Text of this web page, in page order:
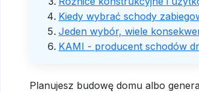
Kiedy wybrać schody
Jeden wybór, wiele
KAMI - producent schodów
Planujesz budowę domu albo